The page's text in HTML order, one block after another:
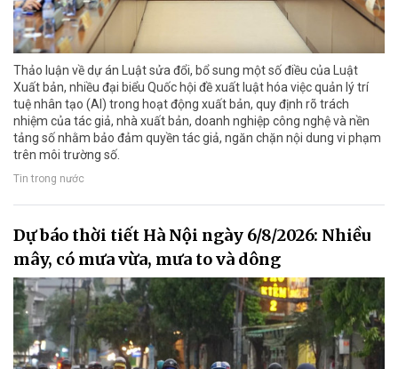
Thảo luận về dự án Luật sửa đổi, bổ sung một số điều của Luật
Xuất bản, nhiều đại biểu Quốc hội đề xuất luật hóa việc quản lý trí
tuệ nhân tạo (AI) trong hoạt động xuất bản, quy định rõ trách
nhiệm của tác giả, nhà xuất bản, doanh nghiệp công nghệ và nền
tảng số nhằm bảo đảm quyền tác giả, ngăn chặn nội dung vi phạm
trên môi trường số.
Tin trong nước
Dự báo thời tiết Hà Nội ngày 6/8/2026: Nhiều
mây, có mưa vừa, mưa to và dông